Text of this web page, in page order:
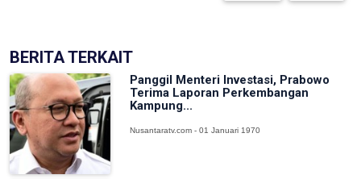
BERITA TERKAIT
Panggil Menteri Investasi, Prabowo
Terima Laporan Perkembangan
Kampung...
Nusantaratv.com - 01 Januari 1970